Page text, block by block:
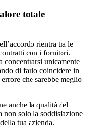
totale
rientra tra le
con i fornitori.
concentrarsi unicamente
di farlo coincidere in
che sarebbe meglio
anche la qualità del
non solo la soddisfazione
tua azienda.